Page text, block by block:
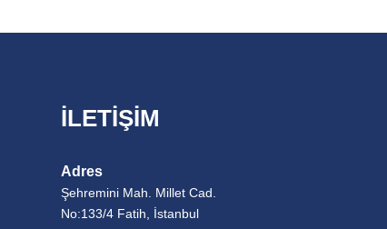
İLETİŞİM
Adres
Şehremini Mah. Millet Cad.
No:133/4 Fatih, İstanbul